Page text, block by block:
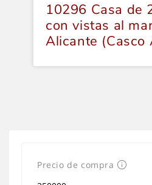
10296 Casa de
con vistas al
Alicante (Casco
Precio de compra